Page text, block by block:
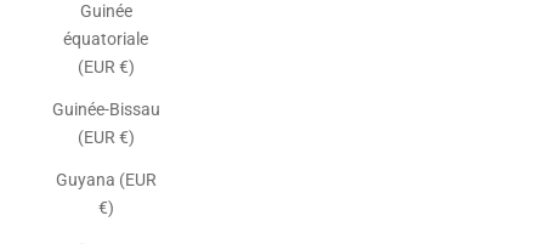
Guinée
équatoriale
(EUR €)
Guinée-Bissau
(EUR €)
Guyana (EUR
€)